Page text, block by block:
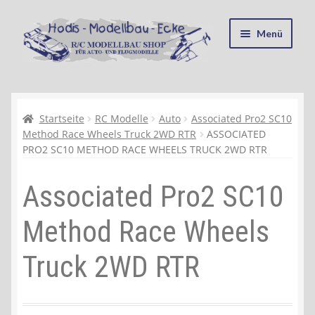
Zur
Navigation
springen
Zum
Inhalt
springen
Menü
Kasse
Mein Konto
Recycling, Entsorgung und Umwelt
Shop
Warenkorb
Ablauf einer Bestellung
Startseite RC Modelle Auto
Associated Pro2 SC10
Method Race Wheels Truck 2WD RTR
ASSOCIATED
PRO2 SC10 METHOD RACE WHEELS TRUCK 2WD RTR
Associated Pro2 SC10
Method Race Wheels
Truck 2WD RTR